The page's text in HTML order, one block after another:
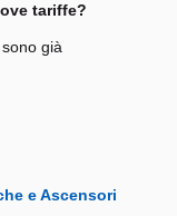
tariffe?
già
e Ascensori